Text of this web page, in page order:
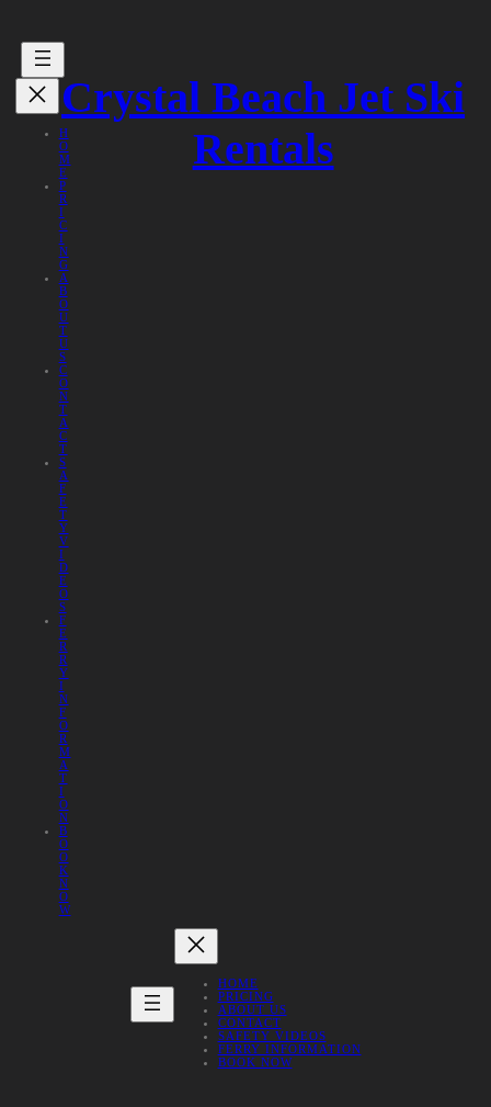
H
O
M
E
P
R
I
C
I
N
G
A
B
O
U
T
U
S
C
O
N
T
A
C
T
S
A
F
E
T
Y
V
I
D
E
O
S
F
E
R
R
Y
I
N
F
O
R
M
A
T
I
O
N
B
O
O
K
N
O
W
Crystal Beach Jet Ski
Rentals
HOME
PRICING
ABOUT US
CONTACT
SAFETY VIDEOS
FERRY INFORMATION
BOOK NOW